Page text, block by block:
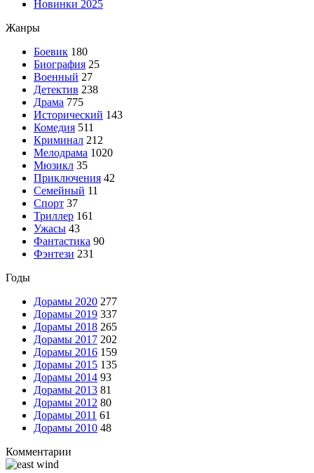
Новинки 2025
Жанры
Боевик 180
Биография 25
Военный 27
Детектив 238
Драма 775
Исторический 143
Комедия 511
Криминал 212
Мелодрама 1020
Мюзикл 35
Приключения 42
Семейный 11
Спорт 37
Триллер 161
Ужасы 43
Фантастика 90
Фэнтези 231
Годы
Дорамы 2020 277
Дорамы 2019 337
Дорамы 2018 265
Дорамы 2017 202
Дорамы 2016 159
Дорамы 2015 135
Дорамы 2014 93
Дорамы 2013 81
Дорамы 2012 80
Дорамы 2011 61
Дорамы 2010 48
Комментарии